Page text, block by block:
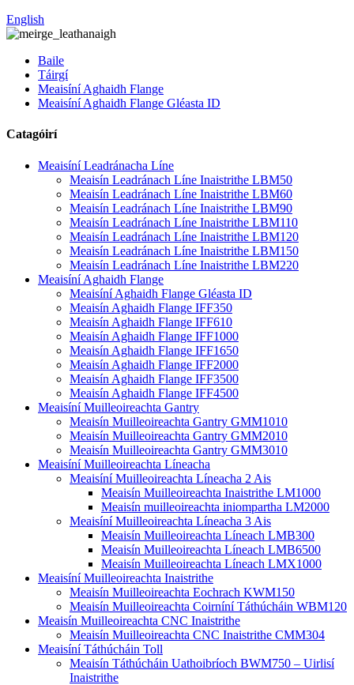
English
Baile
Táirgí
Meaisíní Aghaidh Flange
Meaisíní Aghaidh Flange Gléasta ID
Catagóirí
Meaisíní Leadránacha Líne
Meaisín Leadránach Líne Inaistrithe LBM50
Meaisín Leadránach Líne Inaistrithe LBM60
Meaisín Leadránach Líne Inaistrithe LBM90
Meaisín Leadránach Líne Inaistrithe LBM110
Meaisín Leadránach Líne Inaistrithe LBM120
Meaisín Leadránach Líne Inaistrithe LBM150
Meaisín Leadránach Líne Inaistrithe LBM220
Meaisíní Aghaidh Flange
Meaisíní Aghaidh Flange Gléasta ID
Meaisín Aghaidh Flange IFF350
Meaisín Aghaidh Flange IFF610
Meaisín Aghaidh Flange IFF1000
Meaisín Aghaidh Flange IFF1650
Meaisín Aghaidh Flange IFF2000
Meaisín Aghaidh Flange IFF3500
Meaisín Aghaidh Flange IFF4500
Meaisíní Muilleoireachta Gantry
Meaisín Muilleoireachta Gantry GMM1010
Meaisín Muilleoireachta Gantry GMM2010
Meaisín Muilleoireachta Gantry GMM3010
Meaisíní Muilleoireachta Líneacha
Meaisíní Muilleoireachta Líneacha 2 Ais
Meaisín Muilleoireachta Inaistrithe LM1000
Meaisín muilleoireachta iniompartha LM2000
Meaisíní Muilleoireachta Líneacha 3 Ais
Meaisín Muilleoireachta Líneach LMB300
Meaisín Muilleoireachta Líneach LMB6500
Meaisín Muilleoireachta Líneach LMX1000
Meaisíní Muilleoireachta Inaistrithe
Meaisín Muilleoireachta Eochrach KWM150
Meaisín Muilleoireachta Coirníní Táthúcháin WBM120
Meaisín Muilleoireachta CNC Inaistrithe
Meaisín Muilleoireachta CNC Inaistrithe CMM304
Meaisíní Táthúcháin Toll
Meaisín Táthúcháin Uathoibríoch BWM750 – Uirlisí
Inaistrithe